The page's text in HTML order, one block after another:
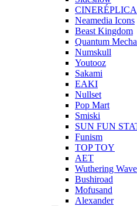
Neamedia Icons
Beast Kingdom
Quantum
Numskull
Youtooz
Sakami
EAKI
Nullset
Pop Mart
Smiski
SUN FUN
Funism
TOP TOY
AET
Wuthering
Bushiroad
Mofusand
Alexander